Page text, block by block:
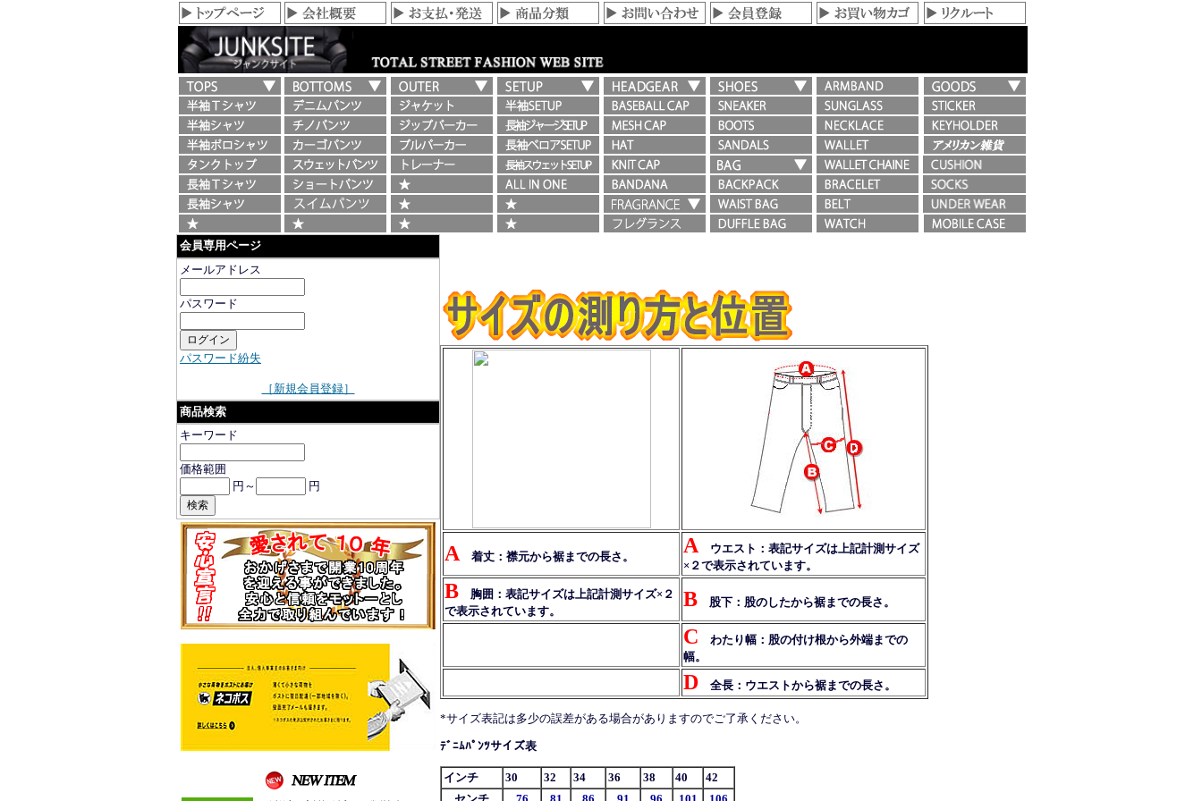
会員専用ページ
メールアドレス
パスワード
パスワード紛失
［新規会員登録］
商品検索
キーワード
価格範囲
円～
円
A着丈：襟元から裾までの長さ。 Aウエスト：表記サイズは上記計測サイズ
×２で表示されています。
B 胸囲：表記サイズは上記計測サイズ×２
で表示されています。
B 股下：股のしたから裾までの長さ。
C わたり幅：股の付け根から外端までの
幅。
D 全長：ウエストから裾までの長さ。
*サイズ表記は多少の誤差がある場合がありますのでご了承ください。
ﾃﾞﾆﾑﾊﾟﾝﾂサイズ表
インチ 30 32 34 36 38 40
42